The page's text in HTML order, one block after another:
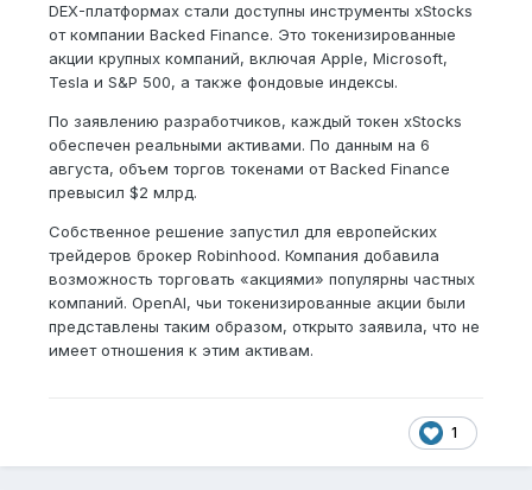
DEX-платформах стали доступны инструменты xStocks
от компании Backed Finance. Это токенизированные
акции крупных компаний, включая Apple, Microsoft,
Tesla и S&P 500, а также фондовые индексы.
По заявлению разработчиков, каждый токен xStocks
обеспечен реальными активами. По данным на 6
августа, объем торгов токенами от Backed Finance
превысил $2 млрд.
Собственное решение запустил для европейских
трейдеров брокер Robinhood. Компания добавила
возможность торговать «акциями» популярны частных
компаний. OpenAI, чьи токенизированные акции были
представлены таким образом, открыто заявила, что не
имеет отношения к этим активам.
1